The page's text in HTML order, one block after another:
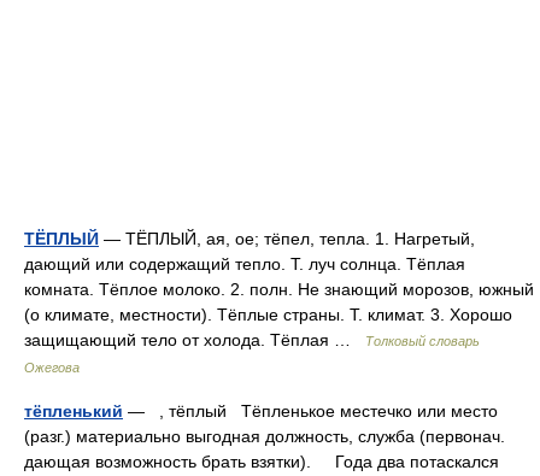
ТЁПЛЫЙ — ТЁПЛЫЙ, ая, ое; тёпел, тепла. 1. Нагретый,
дающий или содержащий тепло. Т. луч солнца. Тёплая
комната. Тёплое молоко. 2. полн. Не знающий морозов, южный
(о климате, местности). Тёплые страны. Т. климат. 3. Хорошо
защищающий тело от холода. Тёплая …
Толковый словарь
Ожегова
тёпленький — , тёплый Тёпленькое местечко или место
(разг.) материально выгодная должность, служба (первонач.
дающая возможность брать взятки). Года два потаскался